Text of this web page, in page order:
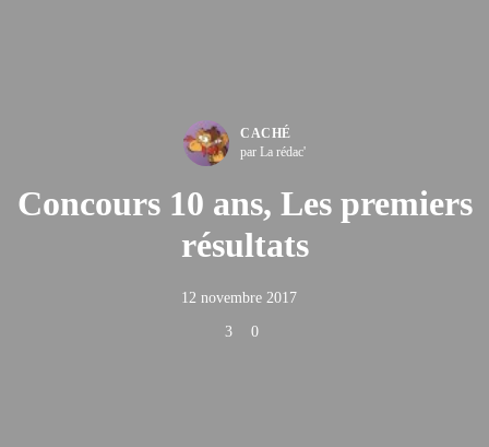
CACHÉ
par La rédac'
Concours 10 ans, Les premiers
résultats
12 novembre 2017
3 0